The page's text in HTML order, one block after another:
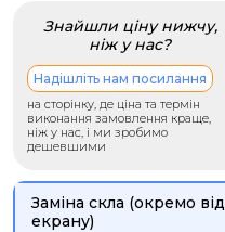
Знайшли ціну нижчу,
ніж у нас?
Надішліть нам посилання
на сторінку, де ціна та термін
виконання замовлення краще,
ніж у нас, і ми зробимо
дешевшими
Заміна скла (окремо від
екрану)